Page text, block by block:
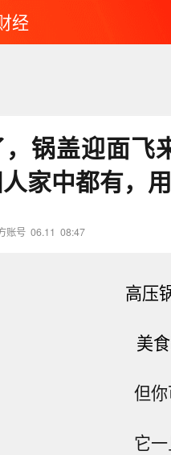
经
锅盖迎面飞
家中都有，
账号 06.11 08:47
高压
美食
但
它